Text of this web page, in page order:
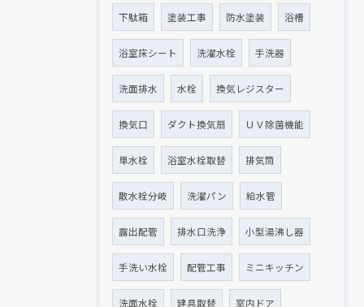
下駄箱 塗装工事 防水塗装 浴槽
浴室床シート 洗濯水栓 手洗器
洗面排水 水栓 換気レジスター
換気口 ダクト換気扇 ＵＶ除菌機能
単水栓 浴室水栓取替 排気筒
散水栓分岐 洗濯パン 給水管
露出配管 排水口洗浄 小型湯沸し器
手洗い水栓 配管工事 ミニキッチン
洗面水栓 建具取替 室内ドア